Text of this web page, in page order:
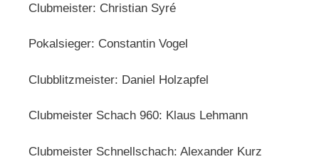
Clubmeister: Christian Syré
Pokalsieger: Constantin Vogel
Clubblitzmeister: Daniel Holzapfel
Clubmeister Schach 960: Klaus Lehmann
Clubmeister Schnellschach: Alexander Kurz